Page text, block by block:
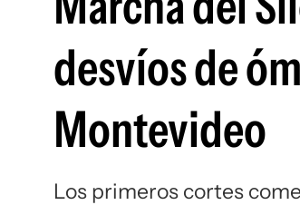
desvíos de
Montevideo
Los primeros cortes